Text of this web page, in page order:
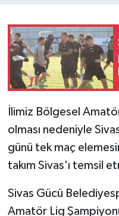
İlimiz Bölgesel
olması nedeniyle
günü tek maç
takım Sivas'ı temsil
Sivas Gücü
Amatör Lig
YAŞAM